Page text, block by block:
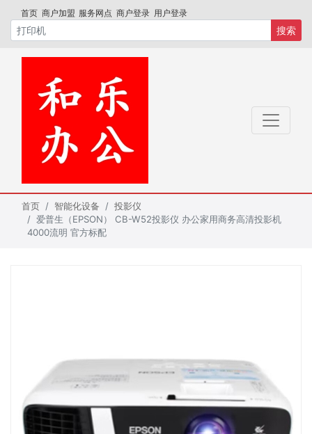
首页 商户加盟 服务网点 商户登录 用户登录
搜索
首页 智能化设备
投影仪
爱普生（EPSON） CB-W52投影仪 办公家用商务高清投影机
4000流明 官方标配